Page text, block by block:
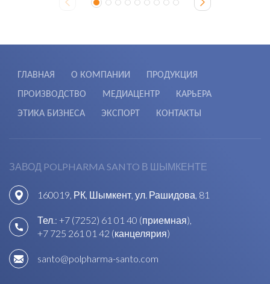
ГЛАВНАЯ О КОМПАНИИ
ПРОДУКЦИЯ
ПРОИЗВОДСТВО
МЕДИАЦЕНТР
КАРЬЕРА
ЭТИКА БИЗНЕСА
ЭКСПОРТ КОНТАКТЫ
ЗАВОД POLPHARMA SANTO В ШЫМКЕНТЕ
160019, РК, Шымкент, ул. Рашидова, 81
Тел.: +7 (7252) 61 01 40 (приемная),
+7 725 261 01 42 (канцелярия)
santo@polpharma-santo.com